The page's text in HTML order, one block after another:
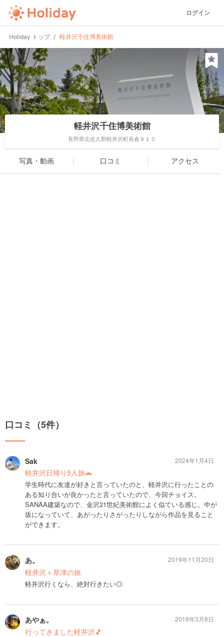
ログイン
Holiday トップ 軽井沢千住博美術館
軽井沢千住博美術館
長野県北佐久郡軽井沢町長倉８１５
写真・動画 口コミ アクセス
口コミ（5件）
Sak
軽井沢日帰り5人旅🚗
学生時代に友達が好きと言っていたのと、軽井沢に行ったことの
ある知り合いが良かったと言っていたので、今回チョイス。
SANAA建築なので、金沢21世紀美術館によく似ている感じ。中が
坂になっていて、あがったりさがったりしながら作品を見ること
ができます。
2024年1月4日
あ。
軽井沢＋草津の旅
軽井沢行くなら、絶対行きたい◎
2019年11月20日
あやぁ。
行ってきました軽井沢🎵
2019年3月8日